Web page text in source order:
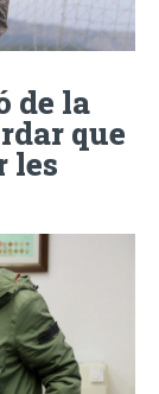
de la
que
les